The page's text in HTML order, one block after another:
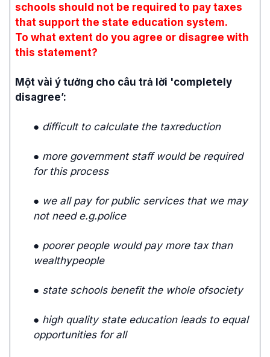
schools should not be required to pay taxes
that support the state education system.
To what extent do you agree or disagree with
this statement?
Một vài ý tưởng cho câu trả lời 'completely
disagree’:
● difficult to calculate the taxreduction
● more government staff would be required
for this process
● we all pay for public services that we may
not need e.g.police
● poorer people would pay more tax than
wealthypeople
● state schools benefit the whole ofsociety
● high quality state education leads to equal
opportunities for all